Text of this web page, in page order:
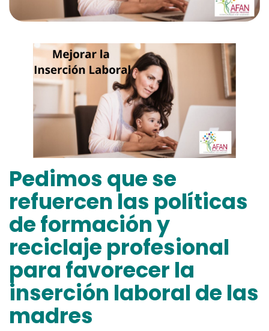
Pedimos que se
refuercen las políticas
de formación y
reciclaje profesional
para favorecer la
inserción laboral de las
madres